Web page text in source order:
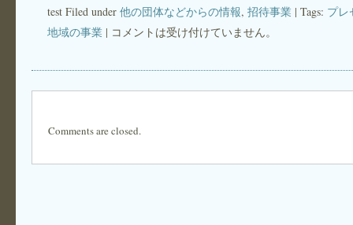
test Filed under 他の団体などからの情報, 招待事業 | Tags: プレ
地域の事業 | コメントは受け付けていません。
Comments are closed.